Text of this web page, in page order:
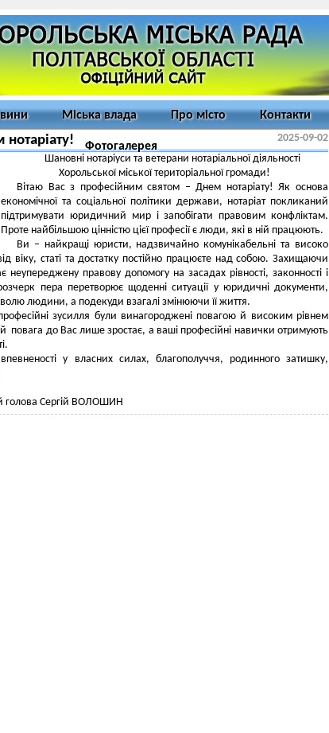
Міська влада Про місто Контакти
Фотогалерея
нотаріату! 2025-09-02
Шановні нотаріуси та ветерани нотаріальної діяльності
Хорольської міської територіальної громади!
Вітаю Вас з професійним святом – Днем нотаріату! Як основа
економічної та соціальної політики держави, нотаріат покликаний
підтримувати юридичний мир і запобігати правовим конфліктам.
Проте найбільшою цінністю цієї професії є люди, які в ній працюють.
Ви – найкращі юристи, надзвичайно комунікабельні та високо
віку, статі та достатку постійно працюєте над собою. Захищаючи
правову допомогу на засадах рівності, законності і
пера перетворює щоденні ситуації у юридичні документи,
людини, а подекуди взагалі змінюючи її життя.
зусилля були винагороджені повагою й високим рівнем
повага до Вас лише зростає, а ваші професійні навички отримують
у власних силах, благополуччя, родинного затишку,
голова Сергій ВОЛОШИН